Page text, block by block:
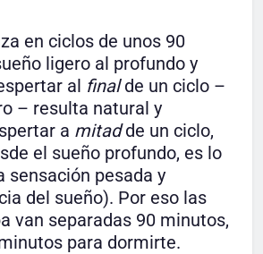
en ciclos de unos 90
ligero al profundo y
al finalde un ciclo –
– resulta natural y
a mitadde un ciclo,
el sueño profundo, es lo
sensación pesada y
del sueño). Por eso las
van separadas 90 minutos,
para dormirte.